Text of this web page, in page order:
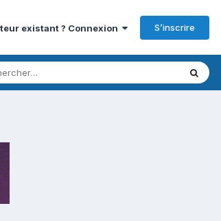
existant ? Connexion S’inscrire